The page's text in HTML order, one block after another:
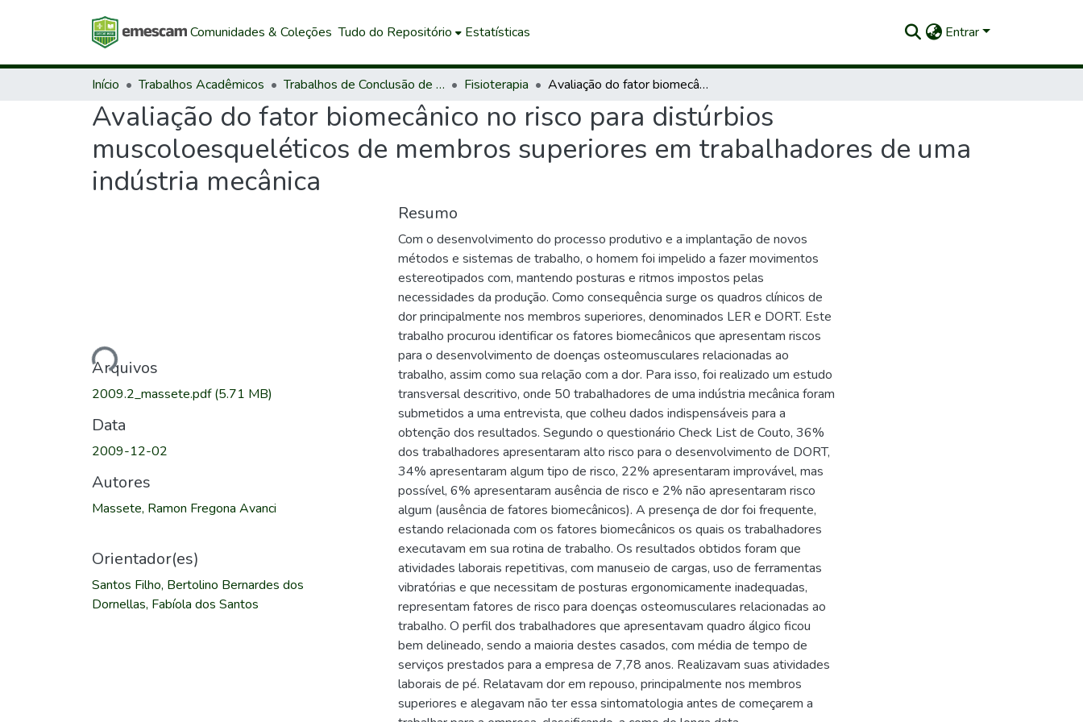
Comunidades & Coleções Tudo do Repositório Estatísticas Entrar
Início Trabalhos Acadêmicos Trabalhos de Conclusão de Curso de Graduação Fisioterapia Avaliação do fator biomecânico no risco para distúrbios muscoloesqueléticos de membros superiores em trabalhadores de uma indústria mecânica
Avaliação do fator biomecânico no risco para distúrbios
muscoloesqueléticos de membros superiores em trabalhadores de uma
indústria mecânica
Carregando...
Arquivos
2009.2_massete.pdf(5.71 MB)
Data
2009-12-02
Autores
Massete, Ramon Fregona Avanci
Orientador(es)
Santos Filho, Bertolino Bernardes dos
Dornellas, Fabíola dos Santos
Resumo
Com o desenvolvimento do processo produtivo e a implantação de novos
métodos e sistemas de trabalho, o homem foi impelido a fazer movimentos
estereotipados com, mantendo posturas e ritmos impostos pelas
necessidades da produção. Como consequência surge os quadros clínicos de
dor principalmente nos membros superiores, denominados LER e DORT. Este
trabalho procurou identificar os fatores biomecânicos que apresentam riscos
para o desenvolvimento de doenças osteomusculares relacionadas ao
trabalho, assim como sua relação com a dor. Para isso, foi realizado um estudo
transversal descritivo, onde 50 trabalhadores de uma indústria mecânica foram
submetidos a uma entrevista, que colheu dados indispensáveis para a
obtenção dos resultados. Segundo o questionário Check List de Couto, 36%
dos trabalhadores apresentaram alto risco para o desenvolvimento de DORT,
34% apresentaram algum tipo de risco, 22% apresentaram improvável, mas
possível, 6% apresentaram ausência de risco e 2% não apresentaram risco
algum (ausência de fatores biomecânicos). A presença de dor foi frequente,
estando relacionada com os fatores biomecânicos os quais os trabalhadores
executavam em sua rotina de trabalho. Os resultados obtidos foram que
atividades laborais repetitivas, com manuseio de cargas, uso de ferramentas
vibratórias e que necessitam de posturas ergonomicamente inadequadas,
representam fatores de risco para doenças osteomusculares relacionadas ao
trabalho. O perfil dos trabalhadores que apresentavam quadro álgico ficou
bem delineado, sendo a maioria destes casados, com média de tempo de
serviços prestados para a empresa de 7,78 anos. Realizavam suas atividades
laborais de pé. Relatavam dor em repouso, principalmente nos membros
superiores e alegavam não ter essa sintomatologia antes de começarem a